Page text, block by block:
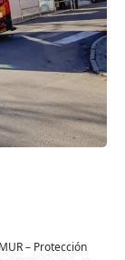
– Protección